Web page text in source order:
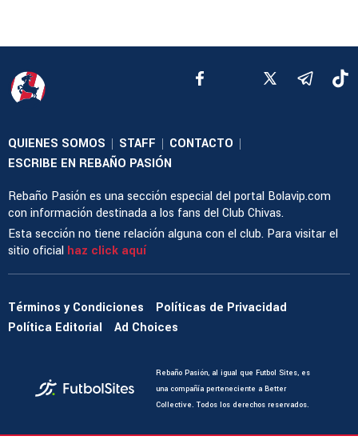
QUIENES SOMOS | STAFF | CONTACTO |
ESCRIBE EN REBAÑO PASIÓN
Rebaño Pasión es una sección especial del portal Bolavip.com
con información destinada a los fans del Club Chivas.
Esta sección no tiene relación alguna con el club. Para visitar el
sitio oficial haz click aquí
Términos y Condiciones
Políticas de Privacidad
Política Editorial
Ad Choices
Rebaño Pasión, al igual que Futbol Sites, es
una compañía perteneciente a Better
Collective. Todos los derechos reservados.